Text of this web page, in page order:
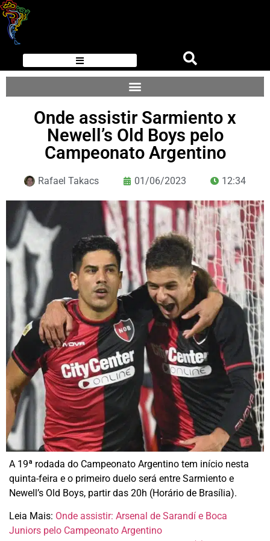
Onde assistir Sarmiento x
Newell’s Old Boys pelo
Campeonato Argentino
Rafael Takacs 01/06/2023 12:34
A 19ª rodada do Campeonato Argentino tem início nesta
quinta-feira e o primeiro duelo será entre Sarmiento e
Newell’s Old Boys, partir das 20h (Horário de Brasília).
Leia Mais: Onde assistir: Arsenal de Sarandí e Boca
Juniors pelo Campeonato Argentino